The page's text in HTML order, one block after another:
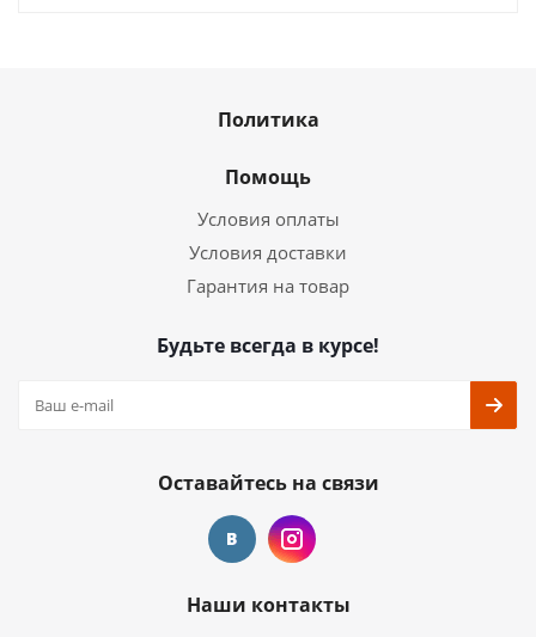
Политика
Помощь
Условия оплаты
Условия доставки
Гарантия на товар
Будьте всегда в курсе!
Оставайтесь на связи
Наши контакты